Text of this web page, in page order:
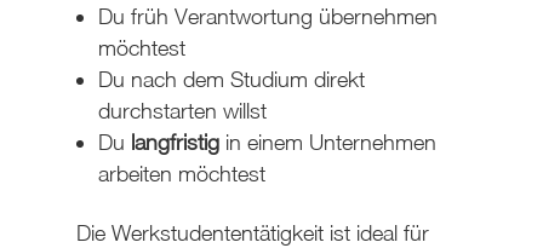
Du früh Verantwortung übernehmen
möchtest
Du nach dem Studium direkt
durchstarten willst
Du langfristigin einem Unternehmen
arbeiten möchtest
Die Werkstudententätigkeit ist ideal für